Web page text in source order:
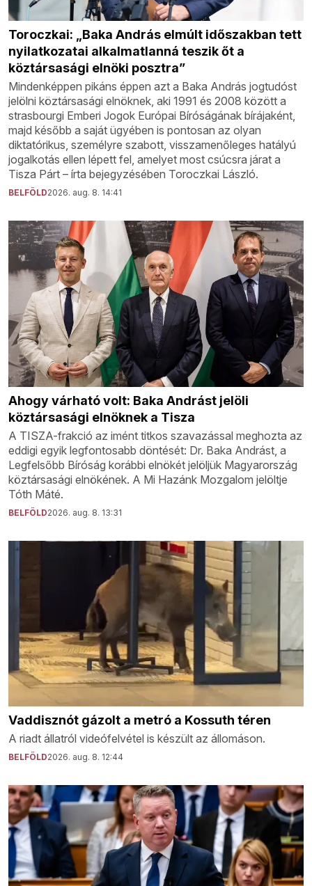
Toroczkai: „Baka András elmúlt időszakban tett
nyilatkozatai alkalmatlanná teszik őt a
köztársasági elnöki posztra”
Mindenképpen pikáns éppen azt a Baka András jogtudóst
jelölni köztársasági elnöknek, aki 1991 és 2008 között a
strasbourgi Emberi Jogok Európai Bíróságának bírájaként,
majd később a saját ügyében is pontosan az olyan
diktatórikus, személyre szabott, visszamenőleges hatályú
jogalkotás ellen lépett fel, amelyet most csúcsra járat a
Tisza Párt – írta bejegyzésében Toroczkai László.
BELFÖLD2026. aug. 8. 14:41
Ahogy várható volt: Baka Andrást jelöli
köztársasági elnöknek a Tisza
A TISZA-frakció az imént titkos szavazással meghozta az
eddigi egyik legfontosabb döntését: Dr. Baka Andrást, a
Legfelsőbb Bíróság korábbi elnökét jelöljük Magyarország
köztársasági elnökének. A Mi Hazánk Mozgalom jelöltje
Tóth Máté.
BELFÖLD2026. aug. 8. 13:31
Vaddisznót gázolt a metró a Kossuth téren
A riadt állatról videófelvétel is készült az állomáson.
BELFÖLD2026. aug. 8. 12:44